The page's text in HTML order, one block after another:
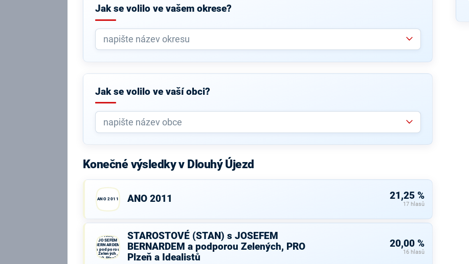
Jak se volilo ve vašem okrese?
Jak se volilo ve vaší obci?
Konečné výsledky v Dlouhý Újezd
ANO 2011 ANO 2011 21,25 %
17 hlasů
(STAN) s
JOSEFEM
BERNARDEM
a podporou
Zelených,
PRO Plzeň a
STAROSTOVÉ (STAN) s JOSEFEM
BERNARDEM a podporou Zelených, PRO
Plzeň a Idealistů
20,00 %
16 hlasů